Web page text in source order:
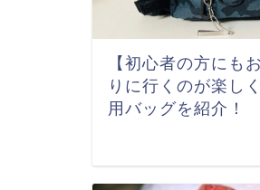
【初心者の方にも
りに行くのが楽し
用バッグを紹介！